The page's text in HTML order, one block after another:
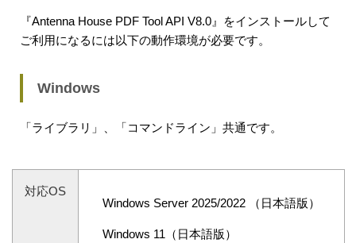
『Antenna House PDF Tool API V8.0』をインストールして
ご利用になるには以下の動作環境が必要です。
Windows
「ライブラリ」、「コマンドライン」共通です。
対応OS
Windows Server 2025/2022 （日本語版）
Windows 11（日本語版）